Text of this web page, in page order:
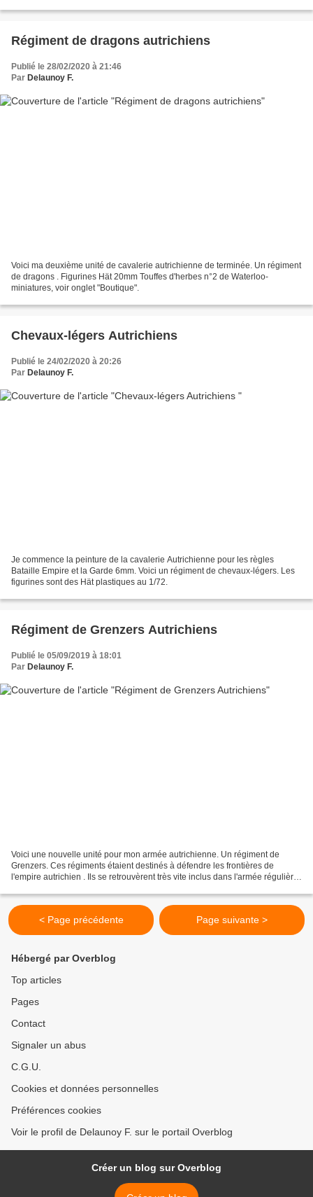
Régiment de dragons autrichiens
Publié le 28/02/2020 à 21:46
Par Delaunoy F.
Voici ma deuxième unité de cavalerie autrichienne de terminée. Un régiment
de dragons . Figurines Hät 20mm Touffes d'herbes n°2 de Waterloo-
miniatures, voir onglet "Boutique".
Chevaux-légers Autrichiens
Publié le 24/02/2020 à 20:26
Par Delaunoy F.
Je commence la peinture de la cavalerie Autrichienne pour les règles
Bataille Empire et la Garde 6mm. Voici un régiment de chevaux-légers. Les
figurines sont des Hät plastiques au 1/72.
Régiment de Grenzers Autrichiens
Publié le 05/09/2019 à 18:01
Par Delaunoy F.
Voici une nouvelle unité pour mon armée autrichienne. Un régiment de
Grenzers. Ces régiments étaient destinés à défendre les frontières de
l'empire autrichien . Ils se retrouvèrent très vite inclus dans l'armée régulière
< Page précédente Page suivante >
Hébergé par Overblog
Top articles
Pages
Contact
Signaler un abus
C.G.U.
Cookies et données personnelles
Préférences cookies
Voir le profil de Delaunoy F. sur le portail Overblog
Créer un blog sur Overblog